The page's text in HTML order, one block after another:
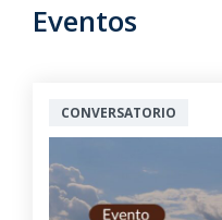
Eventos
CONVERSATORIO